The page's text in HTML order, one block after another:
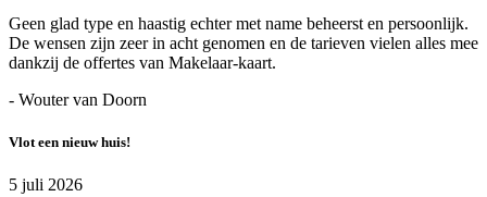
Geen glad type en haastig echter met name beheerst en persoonlijk.
De wensen zijn zeer in acht genomen en de tarieven vielen alles mee
dankzij de offertes van Makelaar-kaart.
- Wouter van Doorn
Vlot een nieuw huis!
5 juli 2026